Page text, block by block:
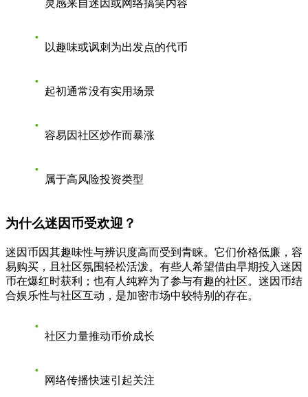
灵感来自迷因或网络搞笑内容
以趣味或讽刺为出发点的代币
起初通常没有实用场景
容易因社区炒作而暴涨
属于高风险投资类型
为什么迷因币受欢迎？
迷因币因其趣味性与辨识度高而受到青睐。它们价格低廉，容
易购买，且社区氛围轻松活泼。有些人希望借由早期投入迷因
币在爆红时获利；也有人纯粹为了参与有趣的社区。迷因币结
合娱乐性与社区互动，是加密市场中较特别的存在。
社区力量推动币价成长
网络传播快速引起关注